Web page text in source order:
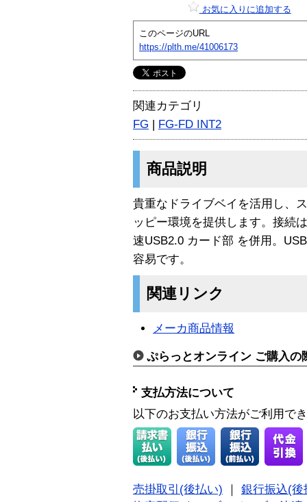
お気に入りに追加する
このページのURL
https://plth.me/41006173
関連カテゴリ
FG | FG-FD INT2
商品説明
貴重なドライブベイを活用し、
ッピー環境を提供します。接続
速USB2.0 カード部 を併用。
容易です。
関連リンク
メーカ商品情報
ぷらっとオンライン ご購入の
支払方法について
以下のお支払い方法がご利用で
売掛取引(後払い)
銀行振込(後